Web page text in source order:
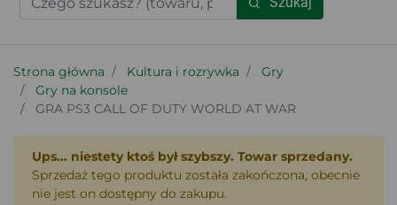
Strona główna Kultura i rozrywka
Gry
Gry na konsole
GRA PS3 CALL OF DUTY WORLD AT WAR
Ups... niestety ktoś był szybszy. Towar sprzedany.
Sprzedaż tego produktu została zakończona, obecnie
nie jest on dostępny do zakupu.